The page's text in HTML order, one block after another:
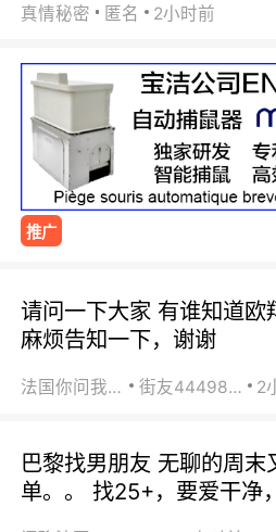
真情秘密 匿名 2小时前
推广
请问一下大家 有谁知道欧
麻烦告知一下，谢谢
法国你问我答 街友44498484 2
巴黎找男朋友 无聊的周末
单。。 找25+，要爱干净